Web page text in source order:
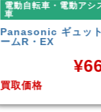
電動自転車・電動アシ
車
Panasonic ビビSX
買取価格
¥